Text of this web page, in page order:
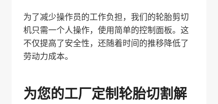
为了减少操作员的工作负担，我们的轮胎剪切
机只需一个人操作，使用简单的控制面板。这
不仅提高了安全性，还随着时间的推移降低了
劳动力成本。
为您的工厂定制轮胎切割解